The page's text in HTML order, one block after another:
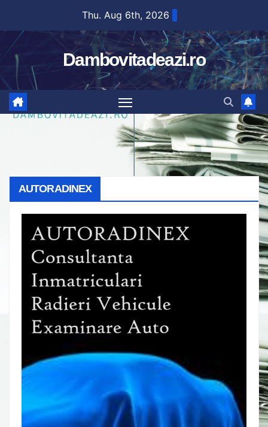
content
Thu. Aug 6th, 2026
Dambovitadeazi.ro
AUTORADINEX